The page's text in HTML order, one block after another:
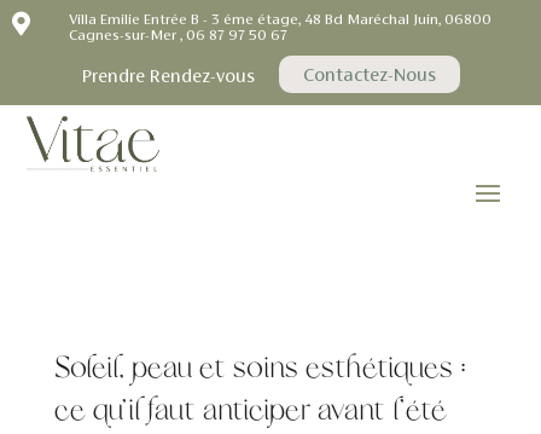

Villa Emilie Entrée B - 3 éme étage, 48 Bd Maréchal Juin, 06800
Cagnes-sur-Mer , 06 87 97 50 67
Prendre Rendez-vous Contactez-Nous
Soleil, peau et soins esthétiques :
ce qu’il faut anticiper avant l’été